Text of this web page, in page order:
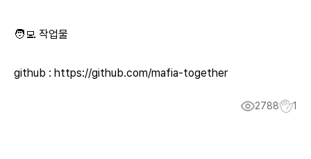
🧑‍💻 작업물
github : https://github.com/mafia-together
2788 1